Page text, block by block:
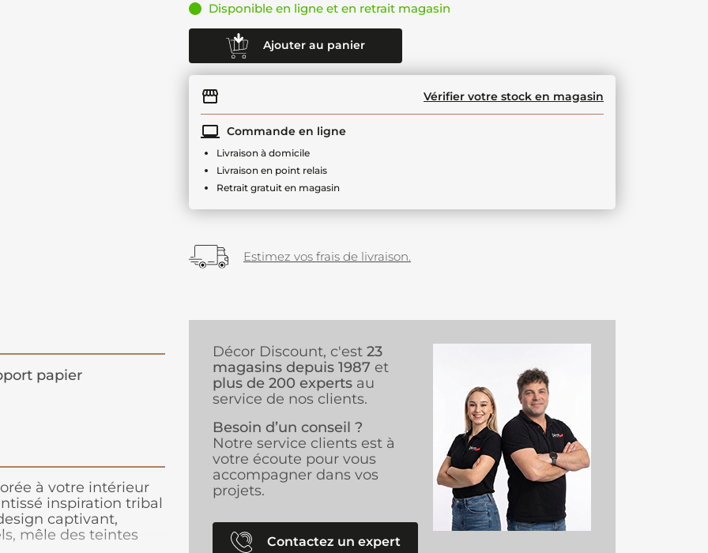
Disponible en ligne et en retrait magasin
Ajouter au panier
Vérifier votre stock en magasin
Commande en ligne
Livraison à domicile
Livraison en point relais
Retrait gratuit en magasin
Estimez vos frais de livraison.
papier
à votre intérieur
inspiration tribal
captivant,
mêle des teintes
Décor Discount, c'est 23
magasins depuis 1987 et
plus de 200 experts au
service de nos clients.
Besoin d’un conseil ?
Notre service clients est à
votre écoute pour vous
accompagner dans vos
projets.
Contactez un expert